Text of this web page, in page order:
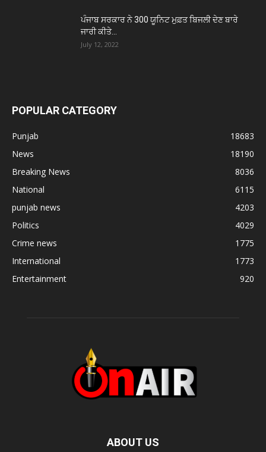
ਪੰਜਾਬ ਸਰਕਾਰ ਨੇ 300 ਯੂਨਿਟ ਮੁਫ਼ਤ ਬਿਜਲੀ ਦੇਣ ਬਾਰੇ
ਜਾਰੀ ਕੀਤੇ...
July 12, 2022
POPULAR CATEGORY
Punjab
18683
News
18190
Breaking News
8036
National
6115
punjab news
4203
Politics
4029
Crime news
1775
International
1773
Entertainment
920
ABOUT US